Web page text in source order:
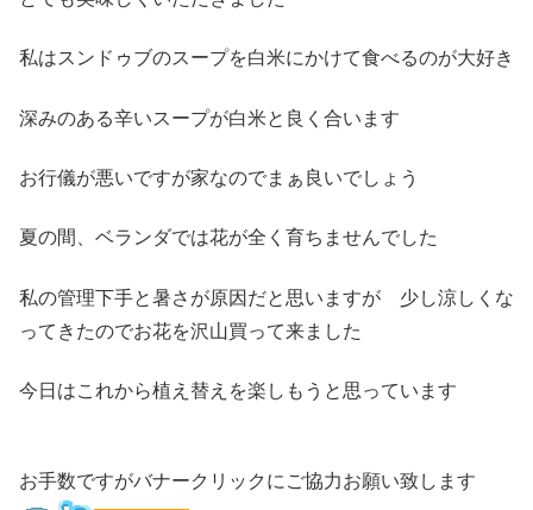
私はスンドゥブのスープを白米にかけて食べるのが大好き
深みのある辛いスープが白米と良く合います
お行儀が悪いですが家なのでまぁ良いでしょう
夏の間、ベランダでは花が全く育ちませんでした
私の管理下手と暑さが原因だと思いますが 少し涼しくな
ってきたのでお花を沢山買って来ました
今日はこれから植え替えを楽しもうと思っています
お手数ですがバナークリックにご協力お願い致します